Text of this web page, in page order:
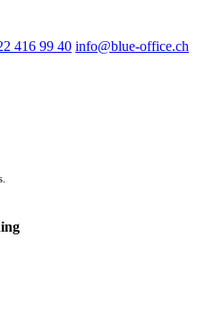
416 99 40 info@blue-office.ch